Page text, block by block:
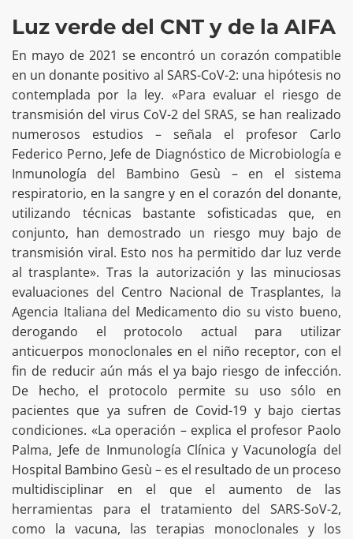
Luz verde del CNT y de la AIFA
En mayo de 2021 se encontró un corazón compatible
en un donante positivo al SARS-CoV-2: una hipótesis no
contemplada por la ley. «Para evaluar el riesgo de
transmisión del virus CoV-2 del SRAS, se han realizado
numerosos estudios – señala el profesor Carlo
Federico Perno, Jefe de Diagnóstico de Microbiología e
Inmunología del Bambino Gesù – en el sistema
respiratorio, en la sangre y en el corazón del donante,
utilizando técnicas bastante sofisticadas que, en
conjunto, han demostrado un riesgo muy bajo de
transmisión viral. Esto nos ha permitido dar luz verde
al trasplante». Tras la autorización y las minuciosas
evaluaciones del Centro Nacional de Trasplantes, la
Agencia Italiana del Medicamento dio su visto bueno,
derogando el protocolo actual para utilizar
anticuerpos monoclonales en el niño receptor, con el
fin de reducir aún más el ya bajo riesgo de infección.
De hecho, el protocolo permite su uso sólo en
pacientes que ya sufren de Covid-19 y bajo ciertas
condiciones. «La operación – explica el profesor Paolo
Palma, Jefe de Inmunología Clínica y Vacunología del
Hospital Bambino Gesù – es el resultado de un proceso
multidisciplinar en el que el aumento de las
herramientas para el tratamiento del SARS-SoV-2,
como la vacuna, las terapias monoclonales y los